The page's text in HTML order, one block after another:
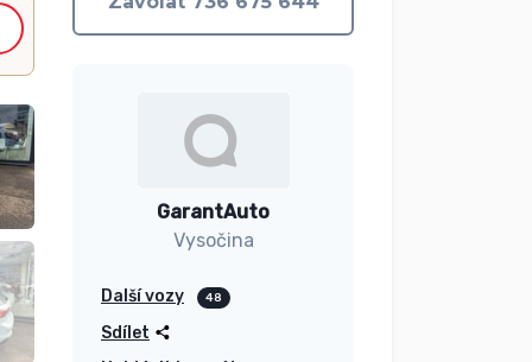
GarantAuto
Vysočina
Další vozy 48
Sdílet